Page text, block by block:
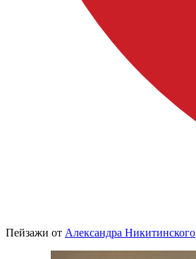
Пейзажи от Александра Никитинского